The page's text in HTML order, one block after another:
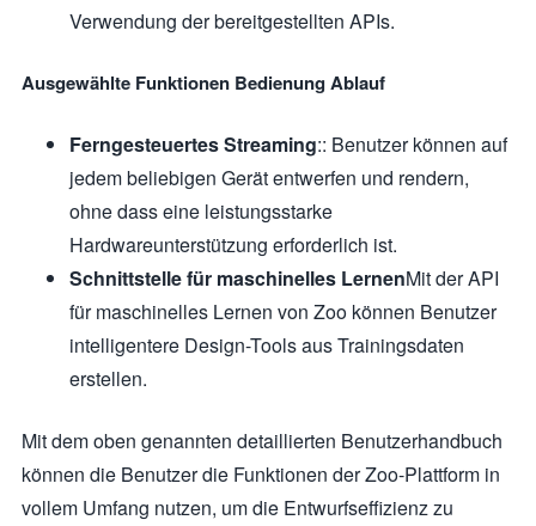
Verwendung der bereitgestellten APIs.
Ausgewählte Funktionen Bedienung Ablauf
Ferngesteuertes Streaming:: Benutzer können auf
jedem beliebigen Gerät entwerfen und rendern,
ohne dass eine leistungsstarke
Hardwareunterstützung erforderlich ist.
Schnittstelle für maschinelles LernenMit der API
für maschinelles Lernen von Zoo können Benutzer
intelligentere Design-Tools aus Trainingsdaten
erstellen.
Mit dem oben genannten detaillierten Benutzerhandbuch
können die Benutzer die Funktionen der Zoo-Plattform in
vollem Umfang nutzen, um die Entwurfseffizienz zu